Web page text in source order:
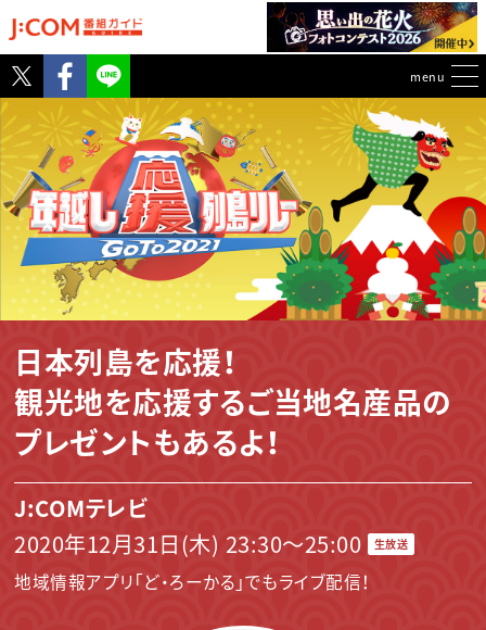
Twitter Facebook
Twitter、Facebookから投稿
◆【北海道札幌市】海鮮居酒屋「はちきょう」より
◆【大阪府】株式会社小倉屋山本より
えびすめ鮑詰め合わせと高級お茶漬けセット（3名様）
menu
日本列島を応援！
観光地を応援するご当地名産品の
プレゼントもあるよ！
J:COMテレビ
2020年12月31日(木) 23:30～25:00
生放送
地域情報アプリ「ど・ろーかる」でもライブ配信！